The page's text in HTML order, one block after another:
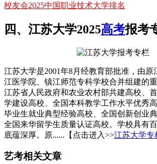
校友会2025中国职业技术大学排名
四、江苏大学2025高考报考
江苏大学是2001年8月经教育部批准，由原
江医学院、镇江师范专科学校合并组建的
江苏省人民政府和农业农村部共建高校、
学建设高校、全国本科教学工作水平优秀
毕业生就业典型经验高校、全国创新创业
全国来华留学生质量认证高校。学校具有
底蕴深厚。原......【点击进入>>江苏大学专
艺考相关文章